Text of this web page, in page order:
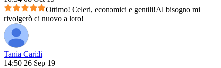
Ottimo! Celeri, economici e gentili!Al bisogno mi
rivolgerò di nuovo a loro!
Tania Caridi
14:50 26 Sep 19